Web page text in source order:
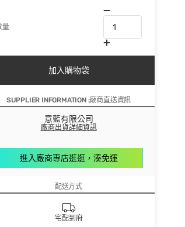
量
加入購物袋
SUPPLIER INFORMATION :廠商直送資訊
意藍有限公司
廠商出貨詳細資訊
進入廠商專店逛逛，湊免運
配送方式
宅配到府